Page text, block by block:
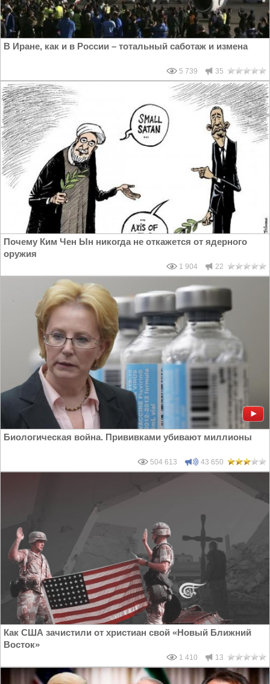
В Иране, как и в России – тотальный саботаж и измена
5 739 35
Почему Ким Чен Ын никогда не откажется от ядерного
оружия
1 904 22
Биологическая война. Прививками убивают миллионы
504 613 43 650
Как США зачистили от христиан свой «Новый Ближний
Восток»
1 410 13